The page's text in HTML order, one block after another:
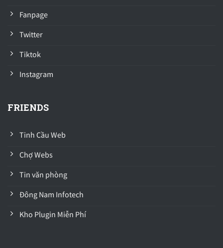
Fanpage
Twitter
Tiktok
Instagram
FRIENDS
Tinh Cầu Web
Chợ Webs
Tin văn phòng
Đông Nam Infotech
Kho Plugin Miễn Phí